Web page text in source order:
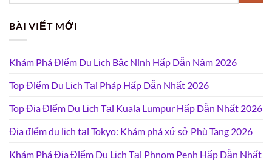
BÀI VIẾT MỚI
Khám Phá Điểm Du Lịch Bắc Ninh Hấp Dẫn Năm 2026
Top Điểm Du Lịch Tại Pháp Hấp Dẫn Nhất 2026
Top Địa Điểm Du Lịch Tại Kuala Lumpur Hấp Dẫn Nhất 2026
Địa điểm du lịch tại Tokyo: Khám phá xứ sở Phù Tang 2026
Khám Phá Địa Điểm Du Lịch Tại Phnom Penh Hấp Dẫn Nhất